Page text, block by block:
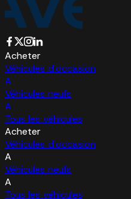
Acheter
Véhicules d'occasion
A
Véhicules neufs
A
Tous les véhicules
Acheter
Véhicules d'occasion
A
Véhicules neufs
A
Tous les véhicules